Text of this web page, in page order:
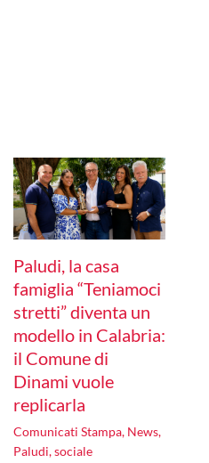
Paludi, la casa
famiglia “Teniamoci
stretti” diventa un
modello in Calabria:
il Comune di
Dinami vuole
replicarla
Comunicati Stampa, News,
Paludi,sociale